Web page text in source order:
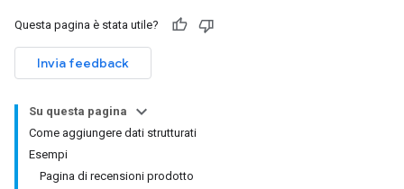
Questa pagina è stata utile?
Invia feedback
Su questa pagina
Come aggiungere dati strutturati
Esempi
Pagina di recensioni prodotto